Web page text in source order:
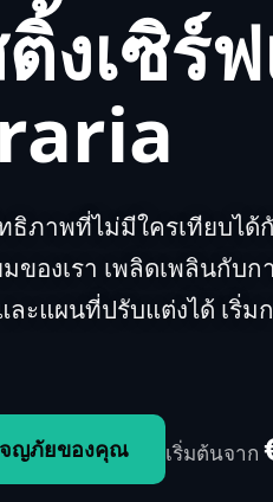
งเซิร์
ภาพที่ไม่มีใครเทียบได้
มของเรา เพลิดเพลินกั
ละแผนที่ปรับแต่งได้ เริ่
จญภัยของคุณ เริ่มต้นจาก